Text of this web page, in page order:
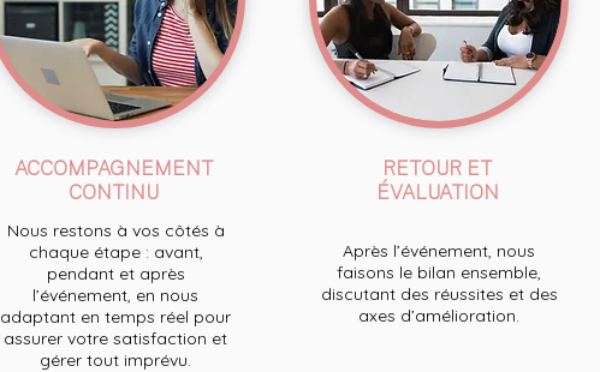
ACCOMPAGNEMENT
CONTINU
Nous restons à vos côtés à
chaque étape : avant,
pendant et après
l’événement, en nous
adaptant en temps réel pour
assurer votre satisfaction et
gérer tout imprévu.
RETOUR ET
ÉVALUATION
Après l’événement, nous
faisons le bilan ensemble,
discutant des réussites et des
axes d’amélioration.